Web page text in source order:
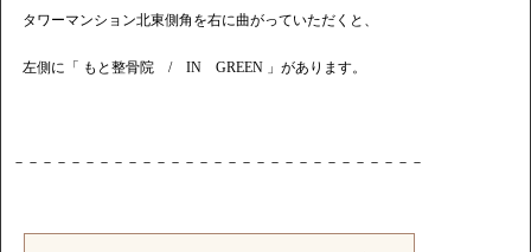
タワーマンション北東側角を右に曲がっていただくと、
左側に「 もと整骨院 / IN GREEN 」があります。
－－－－－－－－－－－－－－－－－－－－－－－－－－－－－